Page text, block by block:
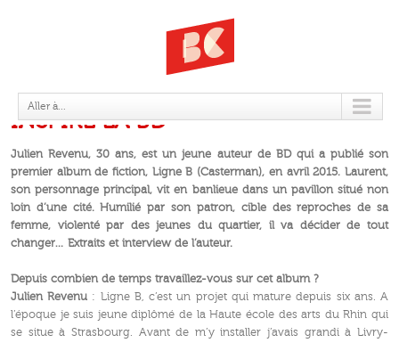
Aller à...
LIGNE B : QUAND LA BANLIEUE
INSPIRE LA BD
Julien Revenu, 30 ans, est un jeune auteur de BD qui a publié son
premier album de fiction, Ligne B (Casterman), en avril 2015. Laurent,
son personnage principal, vit en banlieue dans un pavillon situé non
loin d’une cité. Humilié par son patron, cible des reproches de sa
femme, violenté par des jeunes du quartier, il va décider de tout
changer… Extraits et interview de l’auteur.
Depuis combien de temps travaillez-vous sur cet album ?
Julien Revenu : Ligne B, c’est un projet qui mature depuis six ans. A
l’époque je suis jeune diplômé de la Haute école des arts du Rhin qui
se situe à Strasbourg. Avant de m’y installer j’avais grandi à Livry-